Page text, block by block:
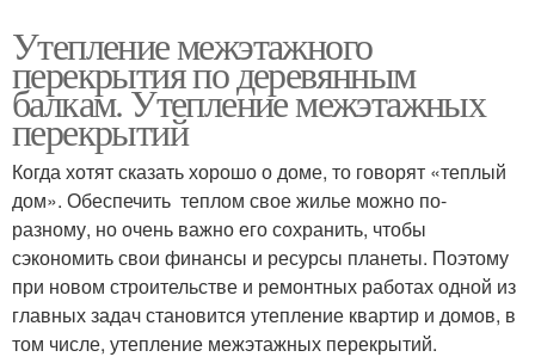
Междуэтажные
перекрытия
Перекрытия в
Сталинки с
деревянными
перекрытиями
Балочные перекрытия
Квартиры с
Утепление межэтажного
перекрытия по деревянным
балкам. Утепление межэтажных
перекрытий
Когда хотят сказать хорошо о доме, то говорят «теплый
дом». Обеспечить теплом свое жилье можно по-
разному, но очень важно его сохранить, чтобы
сэкономить свои финансы и ресурсы планеты. Поэтому
при новом строительстве и ремонтных работах одной из
главных задач становится утепление квартир и домов, в
том числе, утепление межэтажных перекрытий.